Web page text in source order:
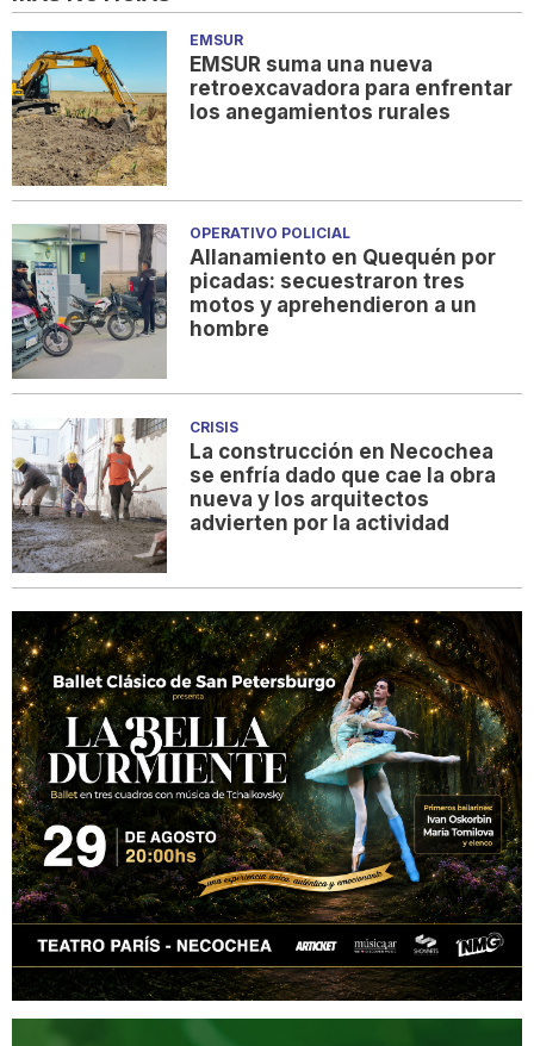
EMSUR
EMSUR suma una nueva
retroexcavadora para enfrentar
los anegamientos rurales
OPERATIVO POLICIAL
Allanamiento en Quequén por
picadas: secuestraron tres
motos y aprehendieron a un
hombre
CRISIS
La construcción en Necochea
se enfría dado que cae la obra
nueva y los arquitectos
advierten por la actividad